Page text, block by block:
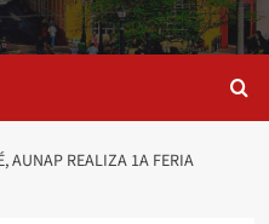
AUNAP REALIZA 1A FERIA